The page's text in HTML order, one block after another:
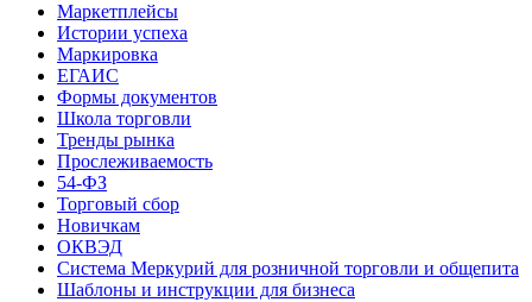
Маркетплейсы
Истории успеха
Маркировка
ЕГАИС
Формы документов
Школа торговли
Тренды рынка
Прослеживаемость
54-ФЗ
Торговый сбор
Новичкам
ОКВЭД
Система Меркурий для розничной торговли и общепита
Шаблоны и инструкции для бизнеса